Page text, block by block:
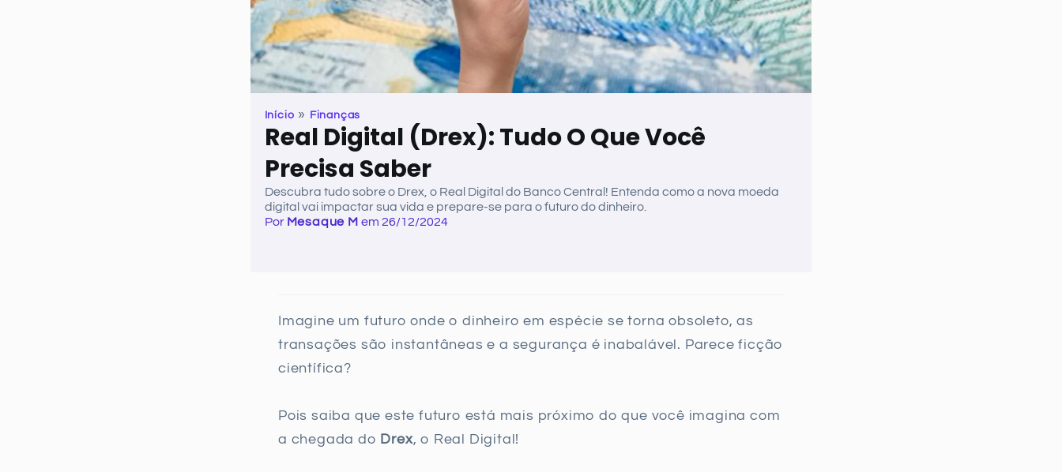
Início » Finanças
Real Digital (Drex): Tudo O Que Você
Precisa Saber
Descubra tudo sobre o Drex, o Real Digital do Banco Central! Entenda como a nova moeda
digital vai impactar sua vida e prepare-se para o futuro do dinheiro.
Por Mesaque M em 26/12/2024
Imagine um futuro onde o dinheiro em espécie se torna obsoleto, as
transações são instantâneas e a segurança é inabalável. Parece ficção
científica?
Pois saiba que este futuro está mais próximo do que você imagina com
a chegada do Drex, o Real Digital!